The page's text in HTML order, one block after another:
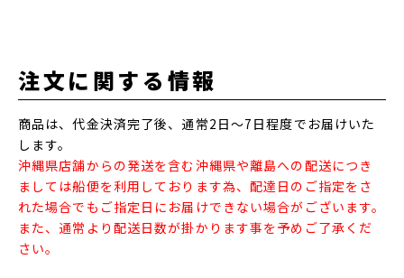
注文に関する情報
商品は、代金決済完了後、通常2日～7日程度でお届けいた
します。
沖縄県店舗からの発送を含む沖縄県や離島への配送につき
ましては船便を利用しております為、配達日のご指定をさ
れた場合でもご指定日にお届けできない場合がございます。
また、通常より配送日数が掛かります事を予めご了承くだ
さい。